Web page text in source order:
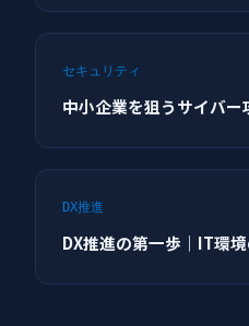
セキュリティ
中小企業を狙うサイバ
DX推進
DX推進の第一歩｜IT環